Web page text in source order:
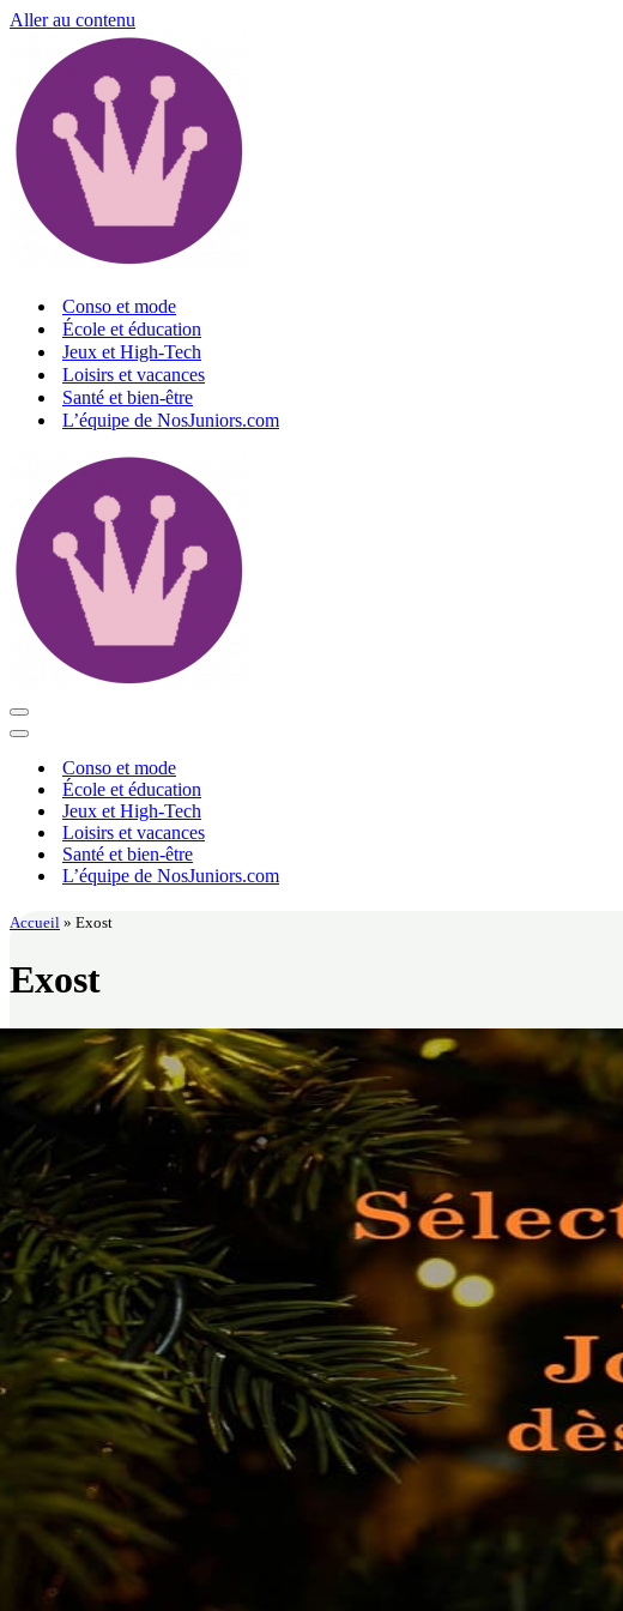
Aller au contenu
Conso et mode
École et éducation
Jeux et High-Tech
Loisirs et vacances
Santé et bien-être
L’équipe de NosJuniors.com
Menu
de
Menu
navigationConso et mode
École et éducation
Jeux et High-Tech
Loisirs et vacances
Santé et bien-être
L’équipe de NosJuniors.com
Accueil » Exost
Exost